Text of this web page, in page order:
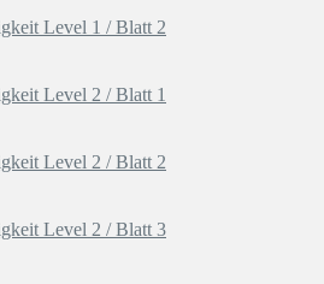
Level 1 / Blatt 2
Level 2 / Blatt 1
Level 2 / Blatt 2
Level 2 / Blatt 3